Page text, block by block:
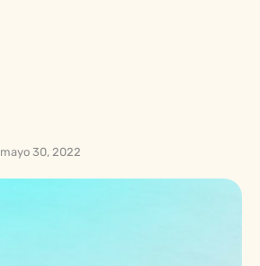
mayo 30, 2022